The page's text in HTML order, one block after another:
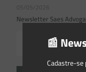
05/05/2026
Newsletter Saes
Read more
📰
Cadastre-se